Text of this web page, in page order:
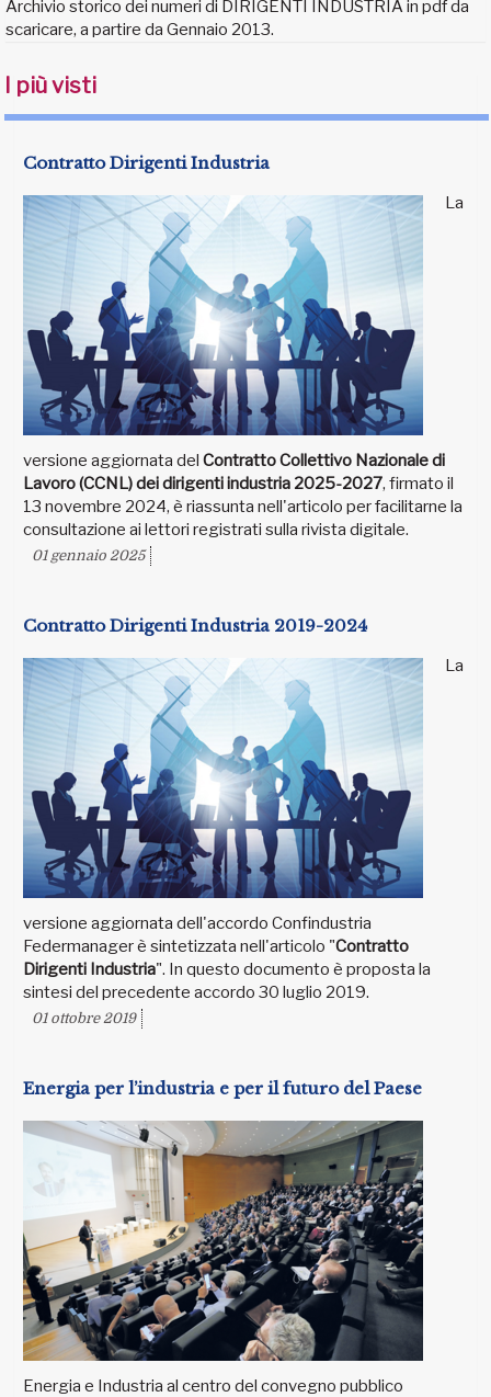
Archivio storico dei numeri di DIRIGENTI INDUSTRIA in pdf da
scaricare, a partire da Gennaio 2013.
I più visti
Contratto Dirigenti Industria
La
versione aggiornata del Contratto Collettivo Nazionale di
Lavoro (CCNL) dei dirigenti industria 2025-2027, firmato il
13 novembre 2024, è riassunta nell'articolo per facilitarne la
consultazione ai lettori registrati sulla rivista digitale.
01 gennaio 2025
Contratto Dirigenti Industria 2019-2024
La
versione aggiornata dell'accordo Confindustria
Federmanager è sintetizzata nell'articolo "Contratto
Dirigenti Industria". In questo documento è proposta la
sintesi del precedente accordo 30 luglio 2019.
01 ottobre 2019
Energia per l’industria e per il futuro del Paese
Energia e Industria al centro del convegno pubblico